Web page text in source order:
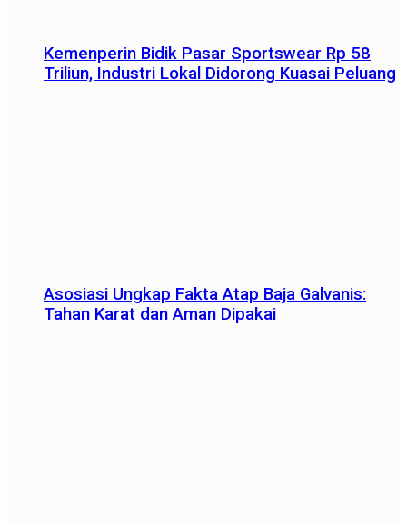
Kemenperin Bidik Pasar Sportswear Rp 58
Triliun, Industri Lokal Didorong Kuasai Peluang
Asosiasi Ungkap Fakta Atap Baja Galvanis:
Tahan Karat dan Aman Dipakai